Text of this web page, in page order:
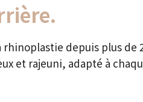
rhinoplastie depuis plus de
et rajeuni, adapté à